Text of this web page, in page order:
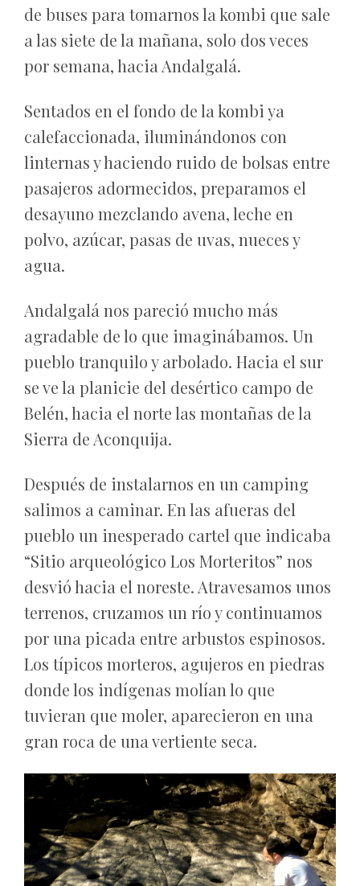
de buses para tomarnos la kombi que sale
a las siete de la mañana, solo dos veces
por semana, hacia Andalgalá.
Sentados en el fondo de la kombi ya
calefaccionada, iluminándonos con
linternas y haciendo ruido de bolsas entre
pasajeros adormecidos, preparamos el
desayuno mezclando avena, leche en
polvo, azúcar, pasas de uvas, nueces y
agua.
Andalgalá nos pareció mucho más
agradable de lo que imaginábamos. Un
pueblo tranquilo y arbolado. Hacia el sur
se ve la planicie del desértico campo de
Belén, hacia el norte las montañas de la
Sierra de Aconquija.
Después de instalarnos en un camping
salimos a caminar. En las afueras del
pueblo un inesperado cartel que indicaba
“Sitio arqueológico Los Morteritos” nos
desvió hacia el noreste. Atravesamos unos
terrenos, cruzamos un río y continuamos
por una picada entre arbustos espinosos.
Los típicos morteros, agujeros en piedras
donde los indígenas molían lo que
tuvieran que moler, aparecieron en una
gran roca de una vertiente seca.